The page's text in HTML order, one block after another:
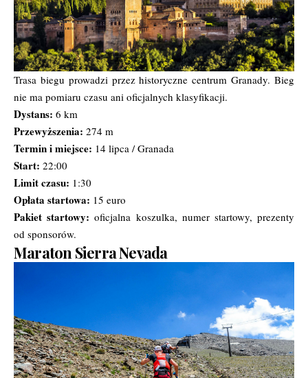
Trasa biegu prowadzi przez historyczne centrum Granady. Bieg
nie ma pomiaru czasu ani oficjalnych klasyfikacji.
Dystans: 6 km
Przewyższenia: 274 m
Termin i miejsce: 14 lipca / Granada
Start: 22:00
Limit czasu: 1:30
Opłata startowa: 15 euro
Pakiet startowy: oficjalna koszulka, numer startowy, prezenty
od sponsorów.
Maraton Sierra Nevada